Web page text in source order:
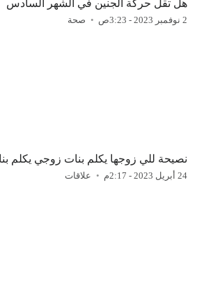
هل تقل حركة الجنين في الشهر السادس
2 نوفمبر 2023 - 3:23ص صحة
نصيحة للي زوجها يكلم بنات زوجي يكلم
24 أبريل 2023 - 2:17م علاقات